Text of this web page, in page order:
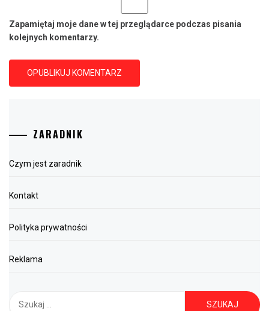
Zapamiętaj moje dane w tej przeglądarce podczas pisania
kolejnych komentarzy.
ZARADNIK
Czym jest zaradnik
Kontakt
Polityka prywatności
Reklama